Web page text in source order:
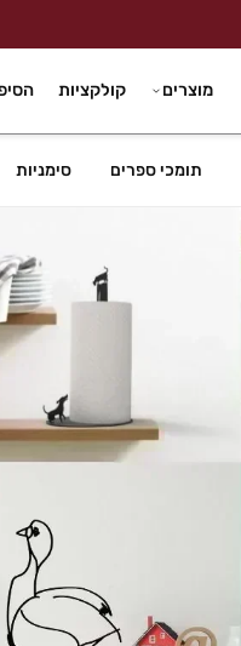
מוצרים קולקציות
תומכי ספרים סימניות